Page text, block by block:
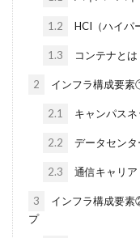
1.2 HCI（ハイパ
1.3 コンテナとは
2 インフラ構成要
2.1 キャンパス
2.2 データセン
2.3 通信キャリ
3
インフラ構成要
プ